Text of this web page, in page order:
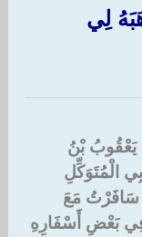
لِي
‏يَعْقُوبُ بْنُ
الْمُتَوَكِّلِ
‏سَافَرْتُ مَعَ
بَعْضِ أَسْفَارِهِ